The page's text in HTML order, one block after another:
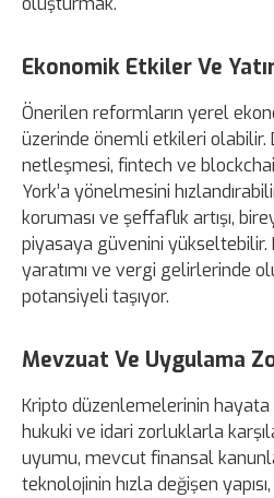
Ekonomik Etkiler Ve
Önerilen reformların yerel
üzerinde önemli etkileri olabilir.
netleşmesi, fintech ve
York’a yönelmesini
koruması ve şeffaflık artışı,
piyasaya güvenini yükseltebilir.
yaratımı ve vergi gelirlerinde
potansiyeli taşıyor.
Mevzuat Ve Uygulama
Kripto düzenlemelerinin
hukuki ve idari zorluklarla
uyumu, mevcut finansal
teknolojinin hızla değişen